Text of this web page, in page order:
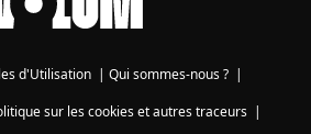
d'Utilisation | Qui sommes-nous ? |
sur les cookies et autres traceurs|